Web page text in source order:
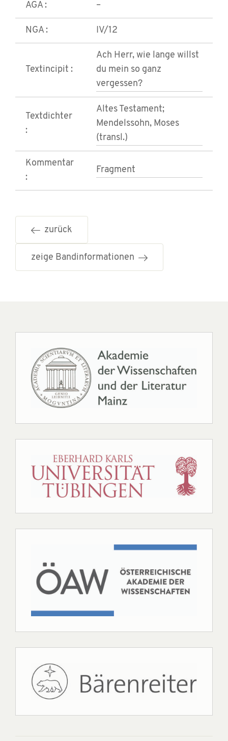
AGA : –
NGA : IV/12
Textincipit :
Ach Herr, wie lange willst
du mein so ganz
vergessen?
Textdichter
:
Altes Testament;
Mendelssohn, Moses
(transl.)
Kommentar
:
Fragment
zurück
zeige Bandinformationen